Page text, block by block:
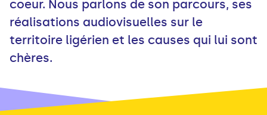
coeur. Nous parlons de son parcours, ses
réalisations audiovisuelles sur le
territoire ligérien et les causes qui lui sont
chères.